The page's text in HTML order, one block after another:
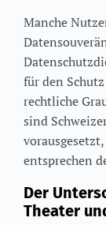
Manche
für den
rechtliche
sind
entsprechen
Der
Theater